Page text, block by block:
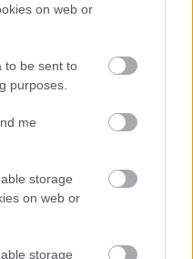
on web or
to be sent to
purposes.
me
storage
on web or
storage
is teljesítenek,
követően a
hogy nem teljesen
után, ráadásul a